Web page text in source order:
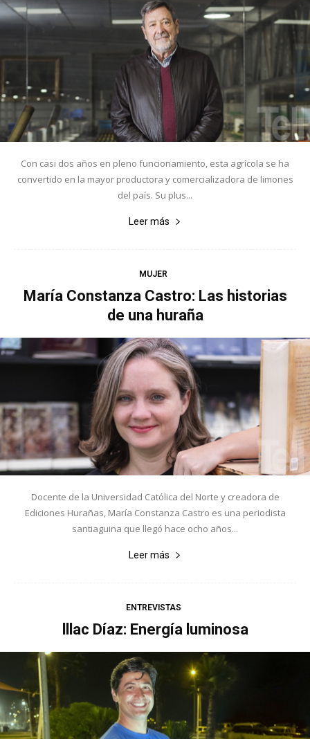
Con casi dos años en pleno funcionamiento, esta agrícola se ha
convertido en la mayor productora y comercializadora de limones
del país. Su plus...
Leer más
MUJER
María Constanza Castro: Las historias
de una huraña
Docente de la Universidad Católica del Norte y creadora de
Ediciones Hurañas, María Constanza Castro es una periodista
santiaguina que llegó hace ocho años...
Leer más
ENTREVISTAS
lllac Díaz: Energía luminosa